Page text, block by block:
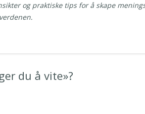
og praktiske tips for å skape
du å vite»?